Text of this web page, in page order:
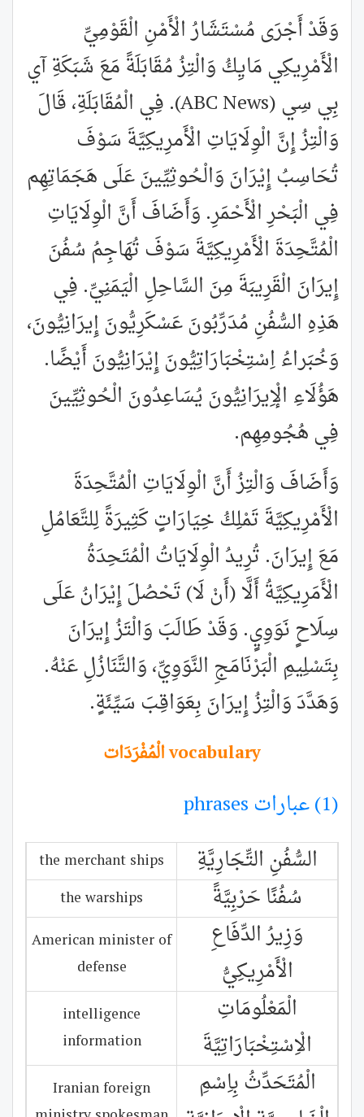
وَقَدْ أَجْرَى مُسْتَشَارُ الْأَمْنِ الْقَوْمِيِّ
الْأَمْرِيكِي مَايِكُ وَالْتِزُ مُقَابَلَةً مَعَ شَبَكَةِ آي
بِي سِي (ABC News). فِي الْمُقَابَلَةِ، قَالَ
وَالْتِزُ إِنَّ الْوِلَايَاتِ الْأَمرِيكِيَّةَ سَوْفَ
تُحَاسِبُ إِيْرَانَ وَالْحُوثِيِّينَ عَلَى هَجَمَاتِهِم
فِي الْبَحْرِ الْأَحْمَرِ. وَأَضَافَ أَنَّ الْوِلَايَاتِ
الْمُتَّحِدَةَ الْأَمْرِيكِيَّةَ سَوْفَ تُهَاجِمُ سُفُنَ
إِيرَانَ الْقَرِيبَةَ مِنَ السَّاحِلِ الْيَمَنِيِّ. فِي
هَذِهِ السُّفُنِ مُدَرِّبُونَ عَسْكَرِيُّونَ إِيرَانِيُّونَ،
وَخُبَراءُ اِسْتِخْبَارَاتِيُّونَ إِيْرَانِيُّونَ أَيْضًا.
هَؤُلَاءِ الْإِيرَانِيُّونَ يُسَاعِدُونَ الْحُوثِيِّينَ
فِي هُجُومِهِم.
وَأَضَافَ وَالْتِزُ أَنَّ الْوِلَايَاتِ الْمُتَّحِدَةَ
الْأَمْرِيكِيَّةَ تَمْلِكُ خِيَارَاتٍ كَثِيرَةً لِلتَّعَامُلِ
مَعَ إِيرَانَ. تُرِيدُ الْوِلَايَاتُ الْمُتَحِدَةُ
الْأَمَرِيكِيَّةُ أَلَّا (أَنْ لَا) تَحْصُلَ إِيْرَانُ عَلَى
سِلَاحٍ نَوَوِيٍ. وَقَدْ طَالَبَ وَالْتَزُ إِيرَانَ
بِتَسْلِيمِ الْبَرْنَامَجِ النَّوَوِيِّ، وَالتَّنَازُلِ عَنْهُ.
وَهَدَّدَ وَالْتِزُ إِيرَانَ بِعَوَاقِبَ سَيِّئَةٍ.
الْمُفْرَدَات vocabulary
(1) عبارات phrases
السُّفُنِ التِّجَارِيَّةِ
the merchant ships
سُفُنًا حَرْبِيَّةً the warships
وَزِيرُ الدِّفَاعِ
الْأَمْرِيكِيُّ
American minister of
defense
الْمَعْلُومَاتِ
الْاِسْتِخْبَارَاتِيَّةَ
intelligence
information
الْمُتَحَدِّثُ بِاِسْمِ
Iranian foreign